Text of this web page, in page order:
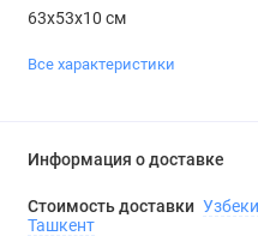
63х53х10 см
Все характеристики
Информация о доставке
Стоимость доставки
Ташкент